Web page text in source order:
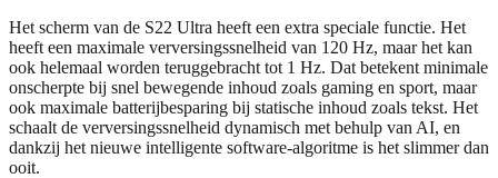
Het scherm van de S22 Ultra heeft een extra speciale functie. Het
heeft een maximale verversingssnelheid van 120 Hz, maar het kan
ook helemaal worden teruggebracht tot 1 Hz. Dat betekent minimale
onscherpte bij snel bewegende inhoud zoals gaming en sport, maar
ook maximale batterijbesparing bij statische inhoud zoals tekst. Het
schaalt de verversingssnelheid dynamisch met behulp van AI, en
dankzij het nieuwe intelligente software-algoritme is het slimmer dan
ooit.